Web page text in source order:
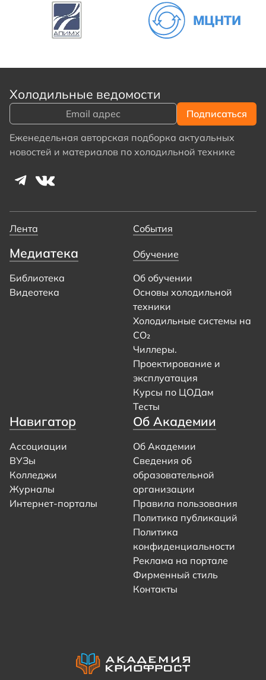
Холодильные ведомости
Еженедельная авторская подборка актуальных
новостей и материалов по холодильной технике
Лента События
Медиатека
Библиотека
Видеотека
Обучение
Об обучении
Основы холодильной
техники
Холодильные системы на
CO₂
Чиллеры.
Проектирование и
эксплуатация
Курсы по ЦОДам
Тесты
Навигатор
Ассоциации
ВУЗы
Колледжи
Журналы
Интернет-порталы
Об Академии
Об Академии
Сведения об
образовательной
организации
Правила пользования
Политика публикаций
Политика
конфиденциальности
Реклама на портале
Фирменный стиль
Контакты